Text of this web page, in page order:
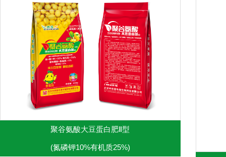
聚谷氨酸大豆蛋白肥Ⅱ型
(氮磷钾10%有机质25%)